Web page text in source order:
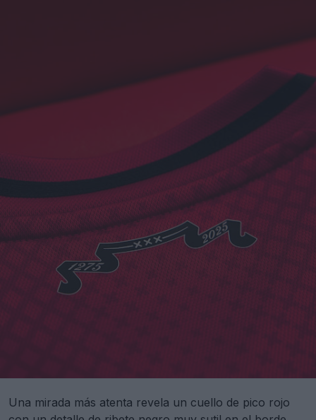
Una mirada más atenta revela un cuello de pico rojo